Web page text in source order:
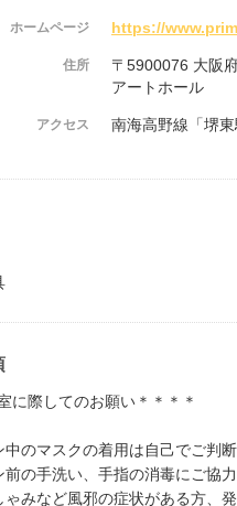
ホームページ https://
住所
〒5900076 大阪
アートホール
アクセス 南海高野線「堺
に際してのお願い＊＊＊＊
中のマスクの着用は自己でご判断
前の手洗い、手指の消毒にご協力
ゃみなど風邪の症状がある方、